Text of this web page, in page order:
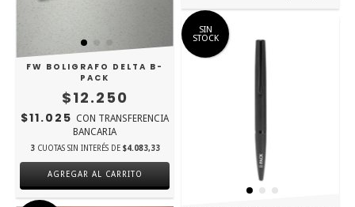
FW BOLIGRAFO DELTA B-
PACK
$12.250
$11.025 CON TRANSFERENCIA
BANCARIA
3 CUOTAS SIN INTERÉS DE $4.083,33
SIN
STOCK